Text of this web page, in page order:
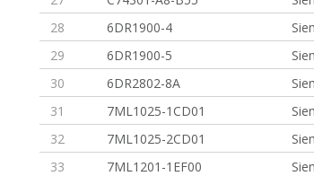
28 6DR1900-4
29 6DR1900-5
30 6DR2802-8A
31 7ML1025-1CD01
32 7ML1025-2CD01
33 7ML1201-1EF00